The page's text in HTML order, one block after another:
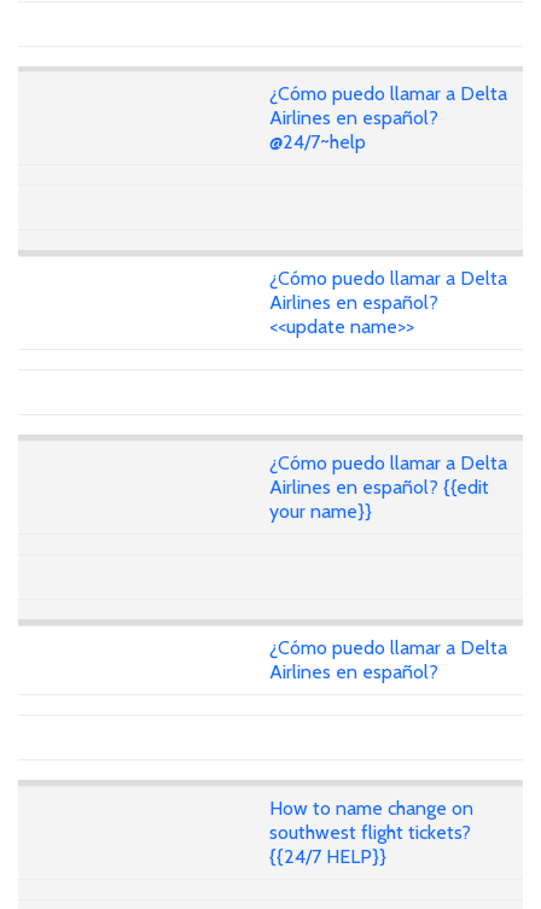
¿Cómo puedo llamar a Delta
Airlines en español?
@24/7~help
¿Cómo puedo llamar a Delta
Airlines en español?
<<update name>>
¿Cómo puedo llamar a Delta
Airlines en español? {{edit
your name}}
¿Cómo puedo llamar a Delta
Airlines en español?
How to name change on
southwest flight tickets?
{{24/7 HELP}}